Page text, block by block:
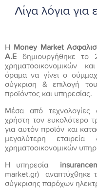
Λίγα λόγια για
H
Money Market
Α.Ε δημιουργήθηκε το
χρηματοοικονομικών
όραμα να γίνει ο
σύγκριση & επιλογή του
προϊόντος και υπηρεσίας.
Mέσα από τεχνολογίες
χρήστη τον ευκολότερο
για αυτόν προϊόν και
μεγαλύτερη εταιρεία
χρηματοοικονομικών
Η υπηρεσία
market.gr) αναπτύχθηκε
σύγκρισης παρόχων